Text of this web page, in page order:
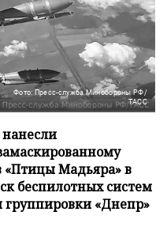
Фото: Пресс-служба Минобороны РФ/
ТАСС
«Птицы Мадьяра» в
беспилотных систем
«Днепр»